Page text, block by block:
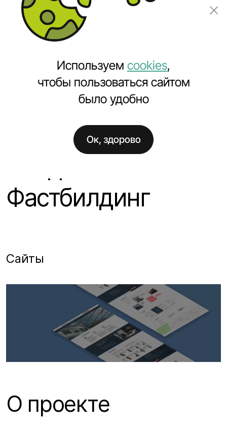
Фастбилдинг
Сайты
О проекте
Используем cookies,
чтобы пользоваться сайтом
было удобно
Ок, здорово